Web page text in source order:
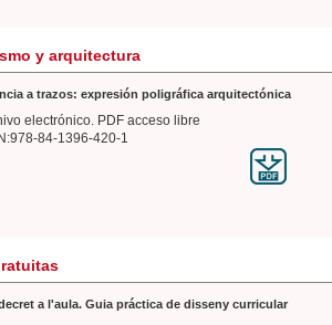
y arquitectura
a trazos: expresión poligráfica arquitectónica
electrónico. PDF acceso libre
84-1396-420-1
a l'aula. Guia práctica de disseny curricular